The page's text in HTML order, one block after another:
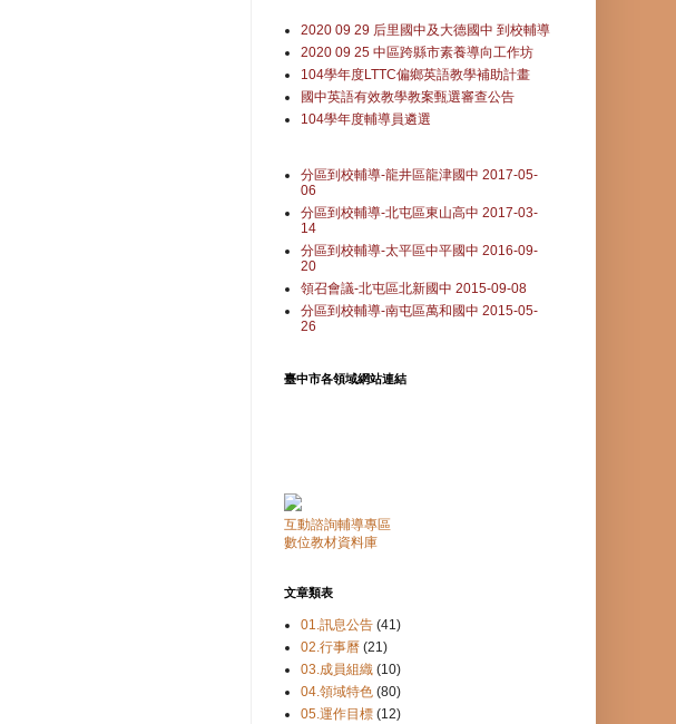
2020 09 29 后里國中及大德國中 到校輔導
2020 09 25 中區跨縣市素養導向工作坊
104學年度LTTC偏鄉英語教學補助計畫
國中英語有效教學教案甄選審查公告
104學年度輔導員遴選
分區到校輔導-龍井區龍津國中 2017-05-
06
分區到校輔導-北屯區東山高中 2017-03-
14
分區到校輔導-太平區中平國中 2016-09-
20
領召會議-北屯區北新國中 2015-09-08
分區到校輔導-南屯區萬和國中 2015-05-
26
臺中市各領域網站連結
互動諮詢輔導專區
數位教材資料庫
文章類表
01.訊息公告 (41)
02.行事曆 (21)
03.成員組織 (10)
04.領域特色 (80)
05.運作目標 (12)